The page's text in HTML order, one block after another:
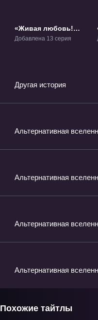
«Живая любовь!
Проект «Школьный
Добавлена 13 серия
Другая история
Альтернативная
Альтернативная
Альтернативная
Альтернативная
Похожие тайтлы